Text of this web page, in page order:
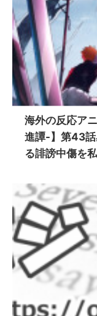
海外の反応ア
進譚-】第43話
る誹謗中傷を